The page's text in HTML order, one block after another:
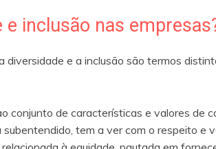
e inclusão nas
diversidade e a inclusão são termos
conjunto de características e valores de
subentendido, tem a ver com o respeito e